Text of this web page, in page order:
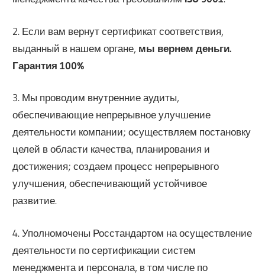
2. Если вам вернут сертификат соответствия,
выданный в нашем органе, мы вернем деньги.
Гарантия 100%
3. Мы проводим внутренние аудиты,
обеспечивающие непрерывное улучшение
деятельности компании; осуществляем постановку
целей в области качества, планирования и
достижения; создаем процесс непрерывного
улучшения, обеспечивающий устойчивое
развитие.
4. Уполномочены Росстандартом на осуществление
деятельности по сертификации систем
менеджмента и персонала, в том числе по